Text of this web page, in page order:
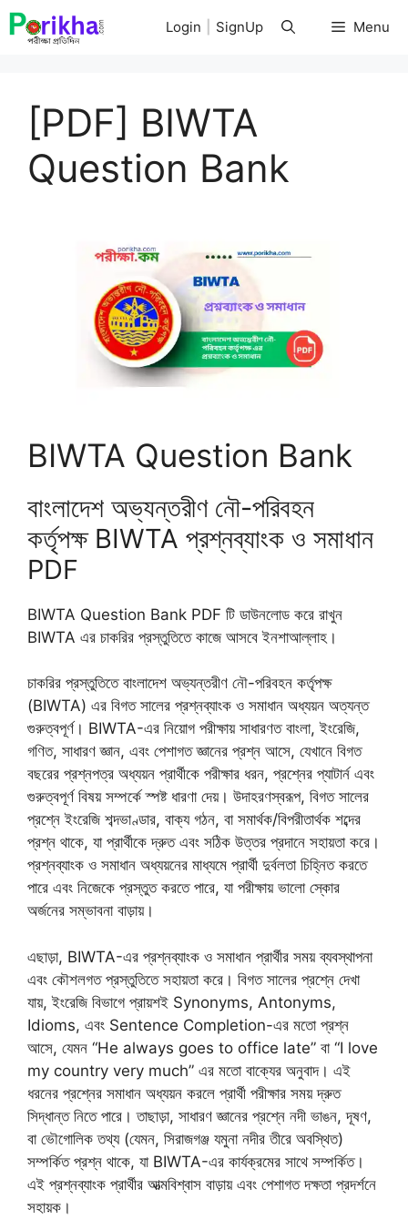
Skip
to
Menu
Login SignUp
[PDF] BIWTA
Question Bank
BIWTA Question Bank
বাংলাদেশ অভ্যন্তরীণ নৌ-পরিবহন
কর্তৃপক্ষ BIWTA প্রশ্নব্যাংক ও সমাধান
PDF
BIWTA Question Bank PDF টি ডাউনলোড করে রাখুন
BIWTA এর চাকরির প্রস্তুতিতে কাজে আসবে ইনশাআল্লাহ।
চাকরির প্রস্তুতিতে বাংলাদেশ অভ্যন্তরীণ নৌ-পরিবহন কর্তৃপক্ষ
(BIWTA) এর বিগত সালের প্রশ্নব্যাংক ও সমাধান অধ্যয়ন অত্যন্ত
গুরুত্বপূর্ণ। BIWTA-এর নিয়োগ পরীক্ষায় সাধারণত বাংলা, ইংরেজি,
গণিত, সাধারণ জ্ঞান, এবং পেশাগত জ্ঞানের প্রশ্ন আসে, যেখানে বিগত
বছরের প্রশ্নপত্র অধ্যয়ন প্রার্থীকে পরীক্ষার ধরন, প্রশ্নের প্যাটার্ন এবং
গুরুত্বপূর্ণ বিষয় সম্পর্কে স্পষ্ট ধারণা দেয়। উদাহরণস্বরূপ, বিগত সালের
প্রশ্নে ইংরেজি শব্দভাণ্ডার, বাক্য গঠন, বা সমার্থক/বিপরীতার্থক শব্দের
প্রশ্ন থাকে, যা প্রার্থীকে দ্রুত এবং সঠিক উত্তর প্রদানে সহায়তা করে।
প্রশ্নব্যাংক ও সমাধান অধ্যয়নের মাধ্যমে প্রার্থী দুর্বলতা চিহ্নিত করতে
পারে এবং নিজেকে প্রস্তুত করতে পারে, যা পরীক্ষায় ভালো স্কোর
অর্জনের সম্ভাবনা বাড়ায়।
এছাড়া, BIWTA-এর প্রশ্নব্যাংক ও সমাধান প্রার্থীর সময় ব্যবস্থাপনা
এবং কৌশলগত প্রস্তুতিতে সহায়তা করে। বিগত সালের প্রশ্নে দেখা
যায়, ইংরেজি বিভাগে প্রায়শই Synonyms, Antonyms,
Idioms, এবং Sentence Completion-এর মতো প্রশ্ন
আসে, যেমন “He always goes to office late” বা “I love
my country very much” এর মতো বাক্যের অনুবাদ। এই
ধরনের প্রশ্নের সমাধান অধ্যয়ন করলে প্রার্থী পরীক্ষার সময় দ্রুত
সিদ্ধান্ত নিতে পারে। তাছাড়া, সাধারণ জ্ঞানের প্রশ্নে নদী ভাঙন, দূষণ,
বা ভৌগোলিক তথ্য (যেমন, সিরাজগঞ্জ যমুনা নদীর তীরে অবস্থিত)
সম্পর্কিত প্রশ্ন থাকে, যা BIWTA-এর কার্যক্রমের সাথে সম্পর্কিত।
এই প্রশ্নব্যাংক প্রার্থীর আত্মবিশ্বাস বাড়ায় এবং পেশাগত দক্ষতা প্রদর্শনে
সহায়ক।